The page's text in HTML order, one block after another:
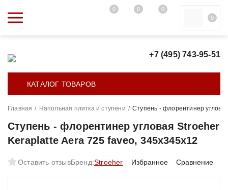
0 0
0
0
+7 (495) 743-95-51
КАТАЛОГ ТОВАРОВ
Главная / Напольная плитка и ступени / Ступень - флорентинер
Ступень - флорентинер угловая Stroeher
Keraplatte Aera 725 faveo, 345x345x12
Оставить отзывБренд:Stroeher Избранное Сравнение